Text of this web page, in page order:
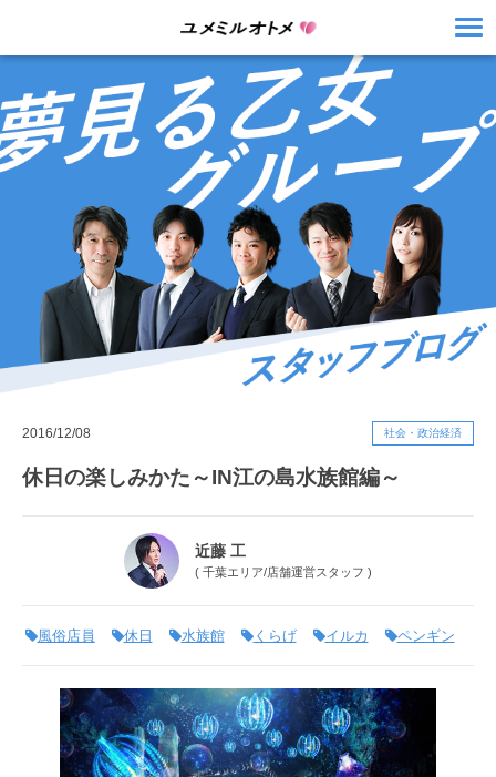
2016/12/08 社会・政治経済
休日の楽しみかた～IN江の島水族館編～
近藤 工
( 千葉エリア/店舗運営スタッフ )
風俗店員 休日 水族館 くらげ イルカ ペンギン